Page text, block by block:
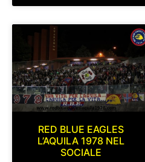
RED BLUE EAGLES
L’AQUILA 1978 NEL
SOCIALE